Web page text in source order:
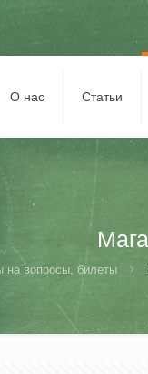
О нас Статьи
на вопросы, билеты